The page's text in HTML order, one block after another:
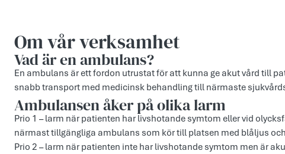
Om vår verksamhet
Vad är en ambulans?
En ambulans är ett fordon utrustat för att kunna ge akut vård till
snabb transport med medicinsk behandling till närmaste
Ambulansen åker på olika larm
Prio 1 – larm när patienten har livshotande symtom eller vid
närmast tillgängliga ambulans som kör till platsen med blåljus
Prio 2 – larm när patienten inte har livshotande symtom men är